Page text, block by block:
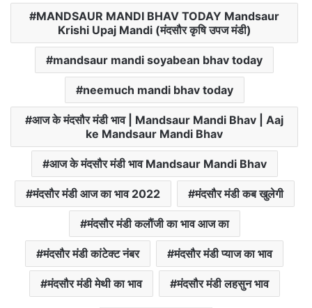
MANDSAUR MANDI BHAV TODAY Mandsaur
Krishi Upaj Mandi (मंदसौर कृषि उपज मंडी)
mandsaur mandi soyabean bhav today
neemuch mandi bhav today
आज के मंदसौर मंडी भाव | Mandsaur Mandi Bhav | Aaj
ke Mandsaur Mandi Bhav
आज के मंदसौर मंडी भाव Mandsaur Mandi Bhav
मंदसौर मंडी आज का भाव 2022 मंदसौर मंडी कब खुलेगी
मंदसौर मंडी कलौंजी का भाव आज का
मंदसौर मंडी कांटेक्ट नंबर मंदसौर मंडी प्याज का भाव
मंदसौर मंडी मेथी का भाव मंदसौर मंडी लहसुन भाव